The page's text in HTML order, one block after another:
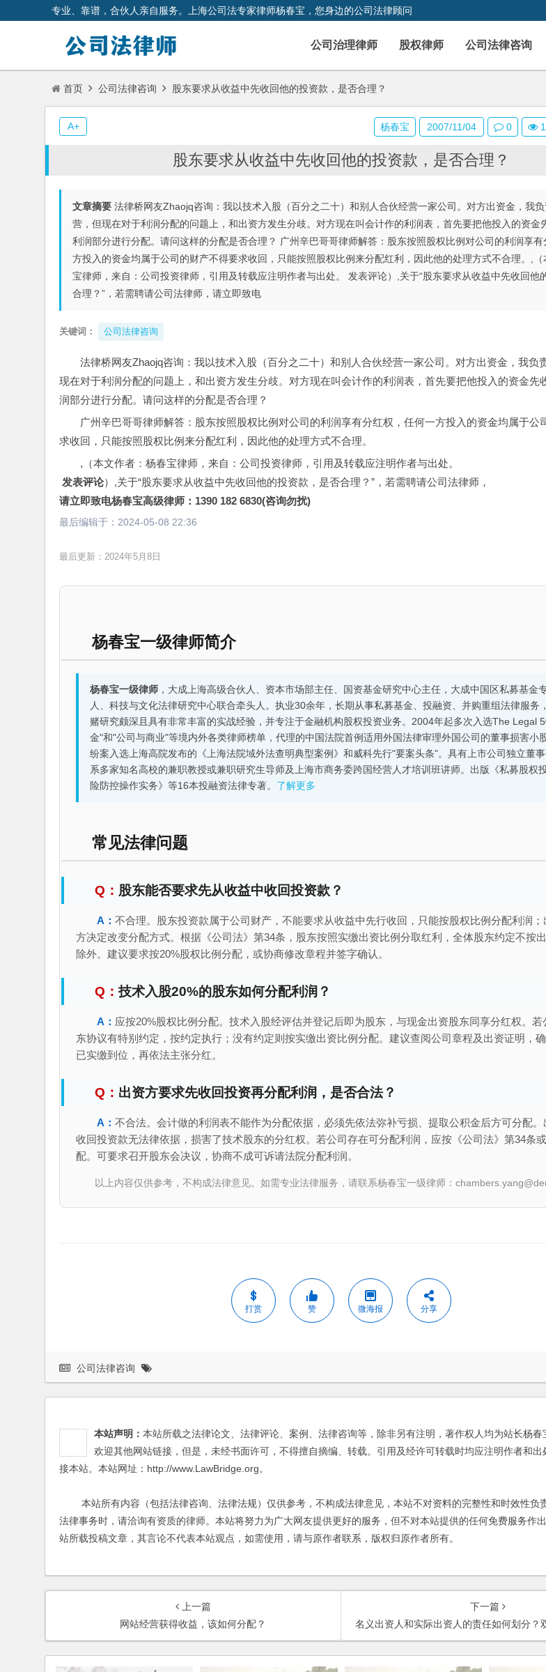
专业、靠谱，合伙人亲自服务。上海公司法专家律师杨春宝，您身边的公司法律顾问
公司治理律师 股权律师 公司法律咨询
首页 公司法律咨询 股东要求从收益中先收回他的投资款，是否合理？
股东要求从收益中先收回他的投资款，是否合理？
文章摘要 法律桥网友Zhaojq咨询：我以技术入股（百分之二十）和别人合伙经营一家公司。对方出资金，我
营，但现在对于利润分配的问题上，和出资方发生分歧。对方现在叫会计作的利润表，首先要把他投入的资金
利润部分进行分配。请问这样的分配是否合理？ 广州辛巴哥哥律师解答：股东按照股权比例对公司的利润享
方投入的资金均属于公司的财产不得要求收回，只能按照股权比例来分配红利，因此他的处理方式不合理。,（
宝律师，来自：公司投资律师，引用及转载应注明作者与出处。 发表评论）,关于“股东要求从收益中先收回他
合理？”，若需聘请公司法律师，请立即致电
关键词： 公司法律咨询
法律桥网友Zhaojq咨询：我以技术入股（百分之二十）和别人合伙经营一家公司。对方出资金，我负
现在对于利润分配的问题上，和出资方发生分歧。对方现在叫会计作的利润表，首先要把他投入的资金先
润部分进行分配。请问这样的分配是否合理？
广州辛巴哥哥律师解答：股东按照股权比例对公司的利润享有分红权，任何一方投入的资金均属于公
求收回，只能按照股权比例来分配红利，因此他的处理方式不合理。
,（本文作者：杨春宝律师，来自：公司投资律师，引用及转载应注明作者与出处。
发表评论）,关于“股东要求从收益中先收回他的投资款，是否合理？”，若需聘请公司法律师，
请立即致电杨春宝高级律师：1390 182 6830(咨询勿扰)
最后编辑于： 2024-05-08 22:36
最后更新：2024年5月8日
杨春宝一级律师简介
杨春宝一级律师，大成上海高级合伙人、资本市场部主任、国资基金研究中心主任，大成中国区私募基金
人、科技与文化法律研究中心联合牵头人。执业30余年，长期从事私募基金、投融资、并购重组法律服务
赌研究颇深且具有非常丰富的实战经验，并专注于金融机构股权投资业务。2004年起多次入选The Legal
金"和"公司与商业"等境内外各类律师榜单，代理的中国法院首例适用外国法律审理外国公司的董事损害小
纷案入选上海高院发布的《上海法院域外法查明典型案例》和威科先行"要案头条"。具有上市公司独立董事
系多家知名高校的兼职教授或兼职研究生导师及上海市商务委跨国经营人才培训班讲师。出版《私募股权
险防控操作实务》等16本投融资法律专著。 了解更多
常见法律问题
股东能否要求先从收益中收回投资款？
不合理。股东投资款属于公司财产，不能要求从收益中先行收回，只能按股权比例分配利润
方决定改变分配方式。根据《公司法》第34条，股东按照实缴出资比例分取红利，全体股东约定不按
除外。建议要求按20%股权比例分配，或协商修改章程并签字确认。
技术入股20%的股东如何分配利润？
应按20%股权比例分配。技术入股经评估并登记后即为股东，与现金出资股东同享分红权。若
东协议有特别约定，按约定执行；没有约定则按实缴出资比例分配。建议查阅公司章程及出资证明，
已实缴到位，再依法主张分红。
出资方要求先收回投资再分配利润，是否合法？
不合法。会计做的利润表不能作为分配依据，必须先依法弥补亏损、提取公积金后方可分配
收回投资款无法律依据，损害了技术股东的分红权。若公司存在可分配利润，应按《公司法》第34条
配。可要求召开股东会决议，协商不成可诉请法院分配利润。
以上内容仅供参考，不构成法律意见。如需专业法律服务，请联系杨春宝一级律师：
打赏 赞 微海报 分享
杨春宝 2007/11/04 0
A+
公司法律咨询
本站声明： 本站所载之法律论文、法律评论、案例、法律咨询等，除非另有注明，著作权人均为站长杨春
欢迎其他网站链接，但是，未经书面许可，不得擅自摘编、转载。引用及经许可转载时均应注明作者和出
接本站。本站网址：http://www.LawBridge.org。
本站所有内容（包括法律咨询、法律法规）仅供参考，不构成法律意见，本站不对资料的完整性和时效性负
法律事务时，请洽询有资质的律师。本站将努力为广大网友提供更好的服务，但不对本站提供的任何免费服务作
站所载投稿文章，其言论不代表本站观点，如需使用，请与原作者联系，版权归原作者所有。
上一篇
网站经营获得收益，该如何分配？
下一篇
名义出资人和实际出资人的责任如何划分？双方签订的协议